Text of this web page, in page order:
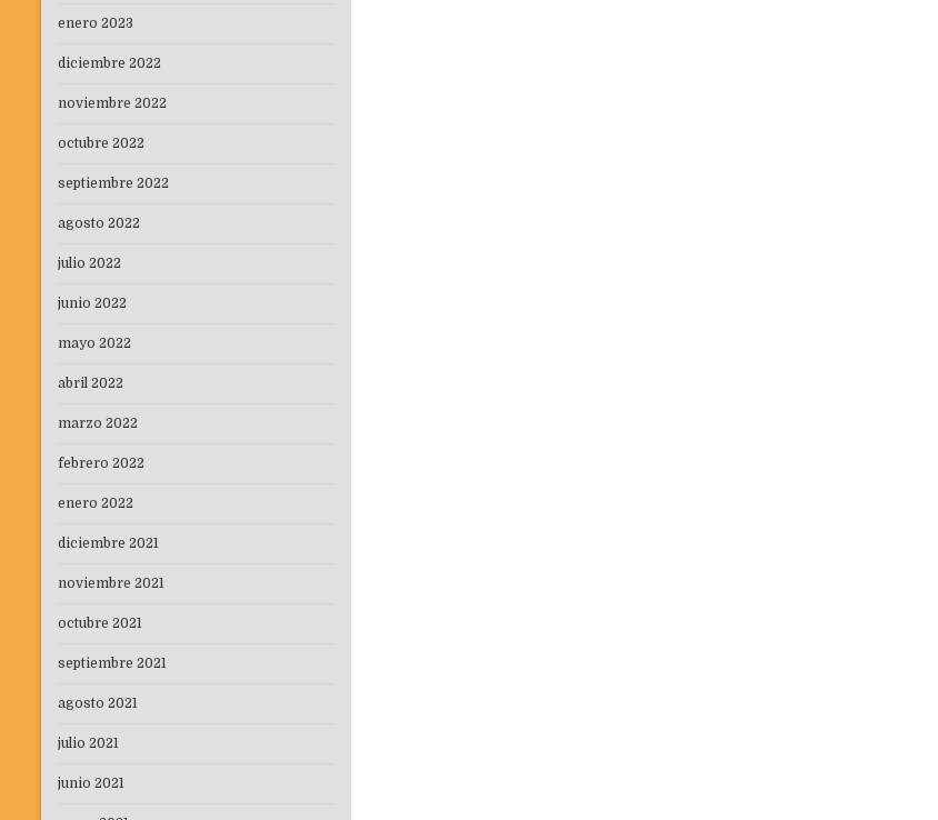
enero 2023
diciembre 2022
noviembre 2022
octubre 2022
septiembre 2022
agosto 2022
julio 2022
junio 2022
mayo 2022
abril 2022
marzo 2022
febrero 2022
enero 2022
diciembre 2021
noviembre 2021
octubre 2021
septiembre 2021
agosto 2021
julio 2021
junio 2021